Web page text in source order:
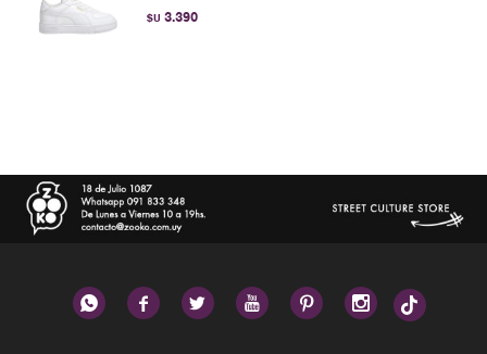
$U 3.390
     